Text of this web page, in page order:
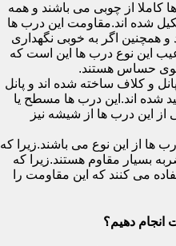
کاملا از چوبی می باشند و همه
شده اند.مقاومت این درب ها
و همچنین اگر به خوبی نگهداری
این نوع درب ها این است که
حساس هستند.
و کلاف ساخته شده اند و پانل
شده اند.این درب ها مسطح یا
این درب ها از شیشه نیز
ها از این نوع می باشند.زیرا که
بسیار مقاوم هستند.زیرا که
می کنند که این مقاومت را
انجام دهیم؟